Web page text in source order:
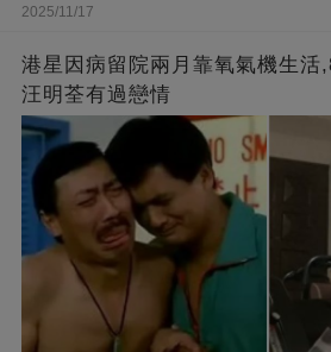
2025/11/17
港星因病留院兩月靠氧氣機生活
汪明荃有過戀情